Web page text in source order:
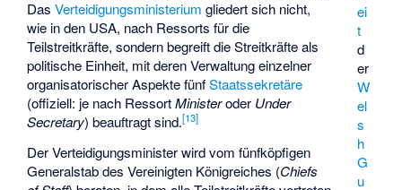
ei
t
d
er
W
el
s
h
G
u
DasVerteidigungsministerium gliedert sich nicht,
wie in den USA, nach Ressorts für die
Teilstreitkräfte, sondern begreift die Streitkräfte als
politische Einheit, mit deren Verwaltung einzelner
organisatorischer Aspekte fünfStaatssekretäre
(offiziell: je nach RessortMinisteroder Under
Secretary) beauftragt sind.[13]
Der Verteidigungsminister wird vom fünfköpfigen
Generalstab des Vereinigten Königreiches (Chiefs